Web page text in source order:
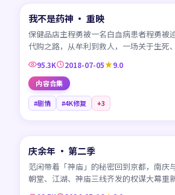
CN
我不是药神 · 重映
保健品店主程勇被一名白血病患者程勇被
代购之路，从牟利到救人，一场关于生死
95.3K 2018-07-05 9.0
内容合集
#剧情 #4K修复 +3
CN
庆余年 · 第二季
范闲带着「神庙」的秘密回到京都，南庆
朝堂、江湖、神庙三线齐发的权谋大幕重